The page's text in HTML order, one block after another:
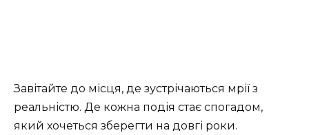
Завітайте до місця, де зустрічаються мрії з
реальністю. Де кожна подія стає спогадом,
який хочеться зберегти на довгі роки.